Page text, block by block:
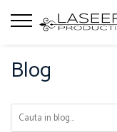
Botez
Zi de Nastere
Blog